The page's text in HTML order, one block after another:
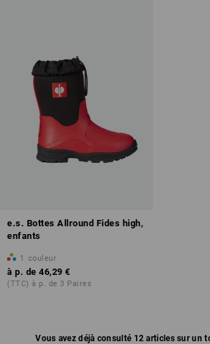
e.s. Bottes Allround Fides high,
enfants
1 couleur
à p. de 46,29 €
(TTC) à p. de 3 Paires
Vous avez déjà consulté 12 articles sur un